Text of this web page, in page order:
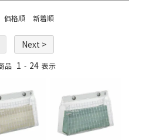
価格順 新着順
Next >
品 1 - 24 表示